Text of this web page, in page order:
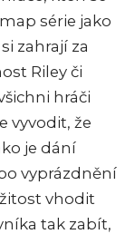
série jako
zahrají za
Riley či
hráči
vyvodit, že
je dání
vyprázdnění
vhodit
tak zabít,